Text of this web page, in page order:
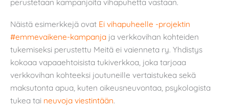
Näistä esimerkkejä ovat Ei vihapuheelle -projektin
#emmevaikene-kampanja ja verkkovihan kohteiden
tukemiseksi perustettu Meitä ei vaienneta ry. Yhdistys
kokoaa vapaaehtoisista tukiverkkoa, joka tarjoaa
verkkovihan kohteeksi joutuneille vertaistukea sekä
maksutonta apua, kuten oikeusneuvontaa, psykologista
tukea tai neuvoja viestintään.